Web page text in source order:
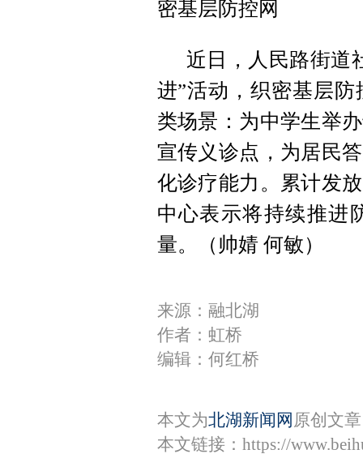
密基层防控网
近日，人民路街道
进”活动，织密基层
类场景：为中学生举
宣传义诊点，为居民
化诊疗能力。累计发
中心表示将持续推进
量。（帅婧 何敏）
来源：融北湖
作者：虹桥
编辑：何红桥
本文为北湖新闻网 原创文
本文链接： https://